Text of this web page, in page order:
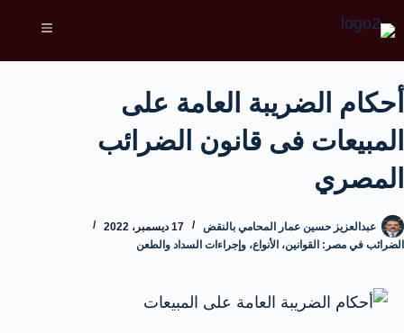
أحكام الضريبة العامة على
المبيعات فى قانون الضرائب
المصري
عبدالعزيز حسين عمار المحامي بالنقض
17 ديسمبر، 2022
الضرائب في مصر: القوانين، الأنواع، وإجراءات السداد والطعن